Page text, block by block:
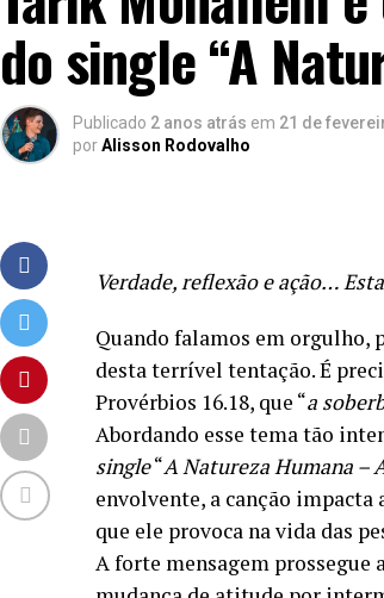
do single “A
Publicado 2 anos atrás em 21 de
porAlisson Rodovalho
Verdade, reflexão e ação…
Quando falamos em
desta terrível tentação. É
Provérbios 16.18, que “a
Abordando esse tema tão
single“A Natureza Humana –
envolvente, a canção
que ele provoca na vida das
A forte mensagem prossegue